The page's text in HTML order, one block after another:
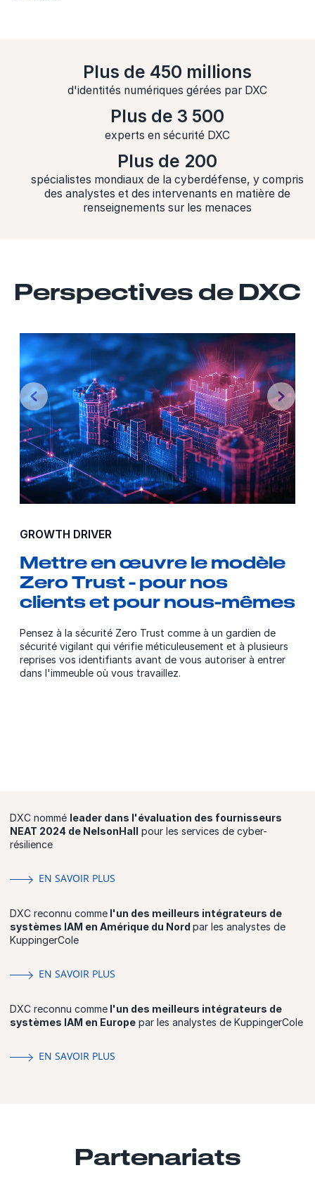
Plus de 450 millions
d'identités numériques gérées par DXC
Plus de 3 500
experts en sécurité DXC
Plus de 200
spécialistes mondiaux de la cyberdéfense, y compris
des analystes et des intervenants en matière de
renseignements sur les menaces
Perspectives de DXC
GROWTH DRIVER
Mettre en œuvre le modèle
Zero Trust - pour nos
clients et pour nous-mêmes
Pensez à la sécurité Zero Trust comme à un gardien de
sécurité vigilant qui vérifie méticuleusement et à plusieurs
reprises vos identifiants avant de vous autoriser à entrer
dans l'immeuble où vous travaillez.
Previous
DXC nommé leader dans l'évaluation des fournisseurs
NEAT 2024 de NelsonHall pour les services de cyber-
résilience
EN SAVOIR PLUS
DXC reconnu comme l'un des meilleurs intégrateurs de
systèmes IAM en Amérique du Nord par les analystes de
KuppingerCole
EN SAVOIR PLUS
DXC reconnu comme l'un des meilleurs intégrateurs de
systèmes IAM en Europe par les analystes de KuppingerCole
EN SAVOIR PLUS
Partenariats